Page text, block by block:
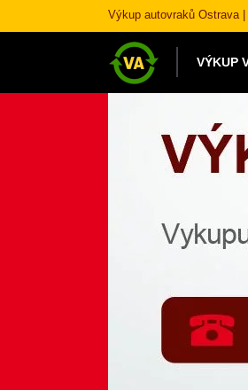
Výkup autovraků Ostrava
VÝKUP